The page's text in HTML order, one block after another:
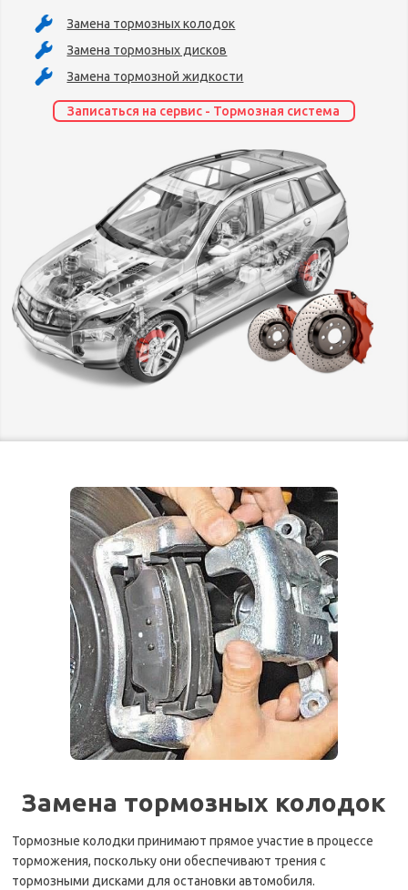
Замена тормозных колодок
Замена тормозных дисков
Замена тормозной жидкости
Записаться на сервис - Тормозная система
Замена тормозных колодок
Тормозные колодки принимают прямое участие в процессе
торможения, поскольку они обеспечивают трения с
тормозными дисками для остановки автомобиля.